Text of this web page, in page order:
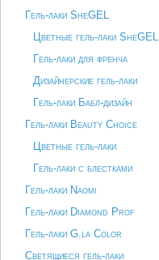
Гель-лаки SheGEL
Цветные гель-лаки SheGEL
Гель-лаки для френча
Дизайнерские гель-лаки
Гель-лаки Бабл-дизайн
Гель-лаки Beauty Choice
Цветные гель-лаки
Гель-лаки с блестками
Гель-лаки Naomi
Гель-лаки Diamond Prof
Гель-лаки G.la Color
Светящиеся гель-лаки